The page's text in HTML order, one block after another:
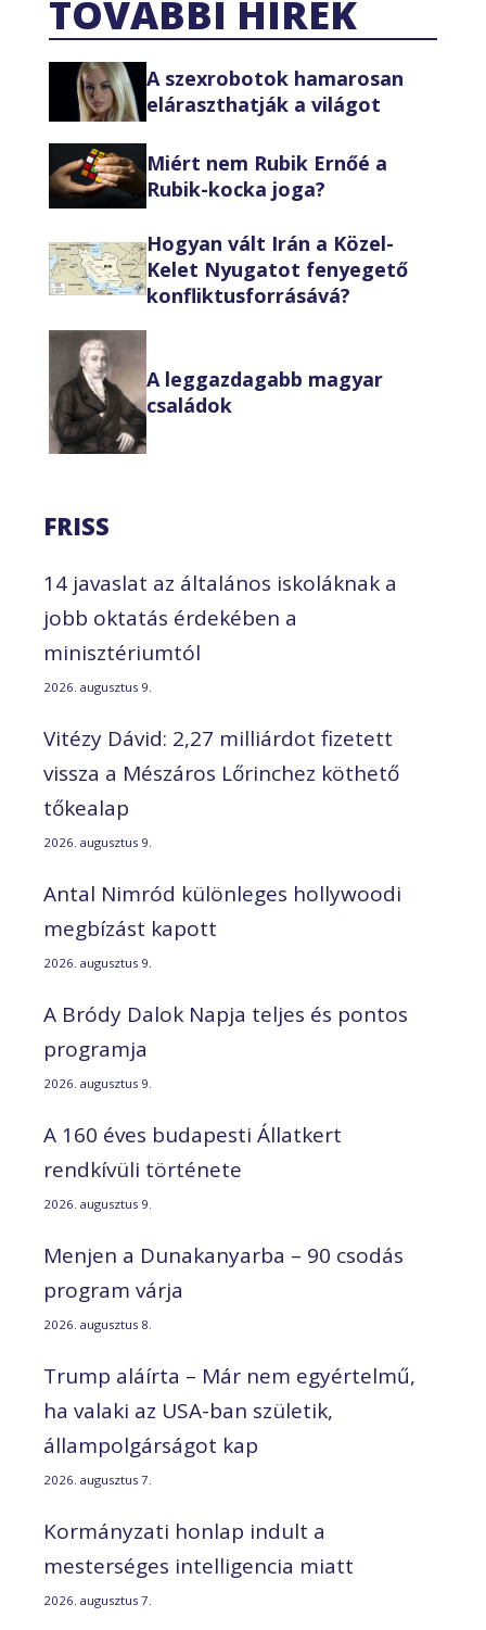
TOVÁBBI HÍREK
A szexrobotok hamarosan
eláraszthatják a világot
Miért nem Rubik Ernőé a
Rubik-kocka joga?
Hogyan vált Irán a Közel-
Kelet Nyugatot fenyegető
konfliktusforrásává?
A leggazdagabb magyar
családok
FRISS
14 javaslat az általános iskoláknak a
jobb oktatás érdekében a
minisztériumtól
2026. augusztus 9.
Vitézy Dávid: 2,27 milliárdot fizetett
vissza a Mészáros Lőrinchez köthető
tőkealap
2026. augusztus 9.
Antal Nimród különleges hollywoodi
megbízást kapott
2026. augusztus 9.
A Bródy Dalok Napja teljes és pontos
programja
2026. augusztus 9.
A 160 éves budapesti Állatkert
rendkívüli története
2026. augusztus 9.
Menjen a Dunakanyarba – 90 csodás
program várja
2026. augusztus 8.
Trump aláírta – Már nem egyértelmű,
ha valaki az USA-ban születik,
állampolgárságot kap
2026. augusztus 7.
Kormányzati honlap indult a
mesterséges intelligencia miatt
2026. augusztus 7.